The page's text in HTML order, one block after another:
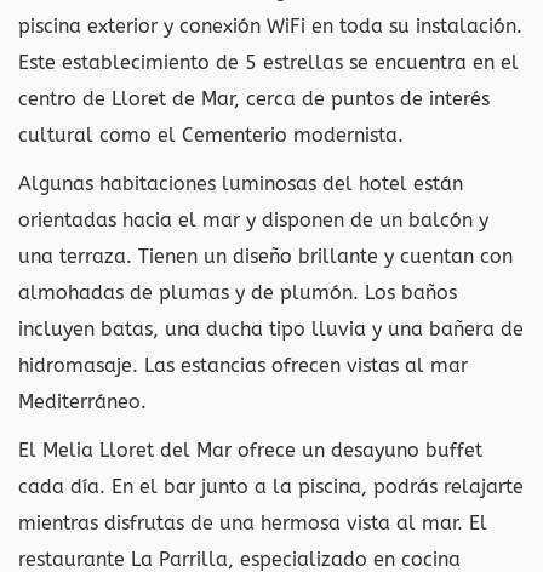
piscina exterior y conexión WiFi en toda su instalación.
Este establecimiento de 5 estrellas se encuentra en el
centro de Lloret de Mar, cerca de puntos de interés
cultural como el Cementerio modernista.
Algunas habitaciones luminosas del hotel están
orientadas hacia el mar y disponen de un balcón y
una terraza. Tienen un diseño brillante y cuentan con
almohadas de plumas y de plumón. Los baños
incluyen batas, una ducha tipo lluvia y una bañera de
hidromasaje. Las estancias ofrecen vistas al mar
Mediterráneo.
El Melia Lloret del Mar ofrece un desayuno buffet
cada día. En el bar junto a la piscina, podrás relajarte
mientras disfrutas de una hermosa vista al mar. El
restaurante La Parrilla, especializado en cocina